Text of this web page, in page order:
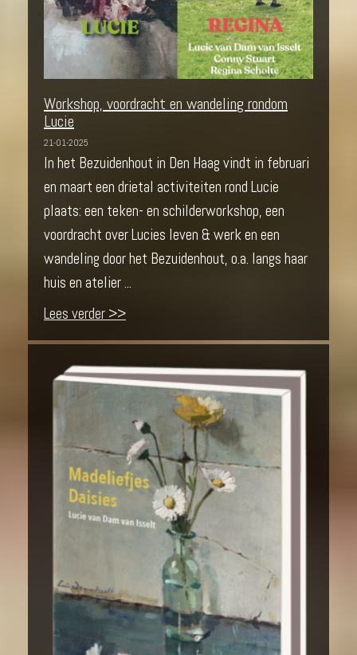
Workshop, voordracht en wandeling rondom
Lucie
21-01-2025
In het Bezuidenhout in Den Haag vindt in februari
en maart een drietal activiteiten rond Lucie
plaats: een teken- en schilderworkshop, een
voordracht over Lucies leven & werk en een
wandeling door het Bezuidenhout, o.a. langs haar
huis en atelier ...
Lees verder >>